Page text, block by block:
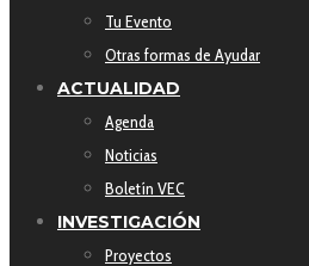
Tu Evento
Otras formas de Ayudar
ACTUALIDAD
Agenda
Noticias
Boletín VEC
INVESTIGACIÓN
Proyectos